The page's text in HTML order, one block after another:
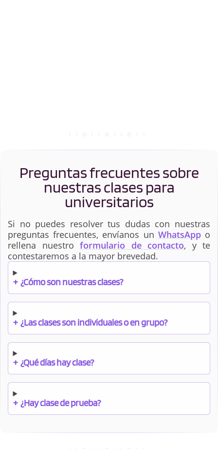
Preguntas frecuentes sobre
nuestras clases para
universitarios
Si no puedes resolver tus dudas con nuestras
preguntas frecuentes, envíanos un WhatsAppo
rellena nuestro formulario de contacto, y te
contestaremos a la mayor brevedad.
+ ¿Cómo son nuestras clases?
+ ¿Las clases son individuales o en grupo?
+ ¿Qué días hay clase?
+ ¿Hay clase de prueba?